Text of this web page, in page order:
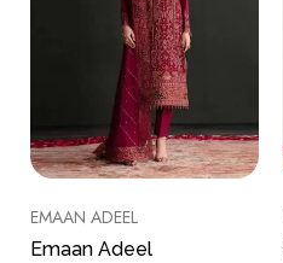
EMAAN ADEEL
Emaan Adeel